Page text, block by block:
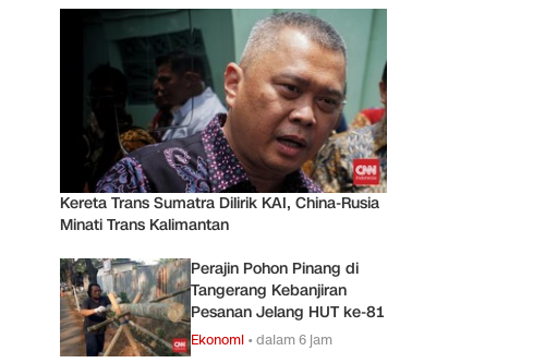
Kereta Trans Sumatra Dilirik KAI, China-Rusia
Minati Trans Kalimantan
Perajin Pohon Pinang di
Tangerang Kebanjiran
Pesanan Jelang HUT ke-81
Ekonomi •dalam 6 jam